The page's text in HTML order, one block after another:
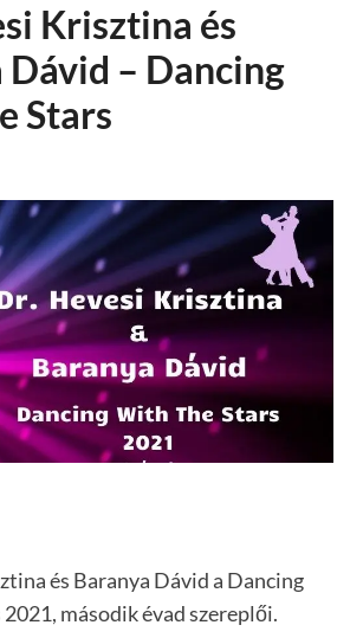
Krisztina és
Dávid – Dancing
Stars
és Baranya Dávid a Dancing
második évad szereplői.